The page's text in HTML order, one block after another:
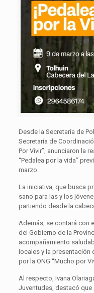
Desde la Secretaría de
Secretaría de
Por Vivir”, anunciaron la
“Pedalea por la vida”
marzo.
La iniciativa, que busca
sano para las y los
partiendo desde la
Además, se contará con
del Gobierno de la
acompañamiento
locales y la
por la ONG “Mucho por
Al respecto, Ivana
Juventudes, destacó que